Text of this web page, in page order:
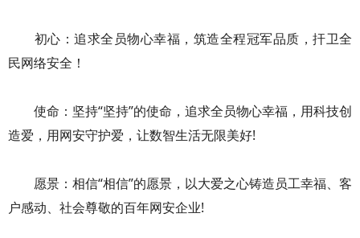
初心：追求全员物心幸福，筑造全程冠军品质，扞卫全
民网络安全！
使命：坚持“坚持”的使命，追求全员物心幸福，用科技创
造爱，用网安守护爱，让数智生活无限美好!
愿景：相信“相信”的愿景，以大爱之心铸造员工幸福、客
户感动、社会尊敬的百年网安企业!